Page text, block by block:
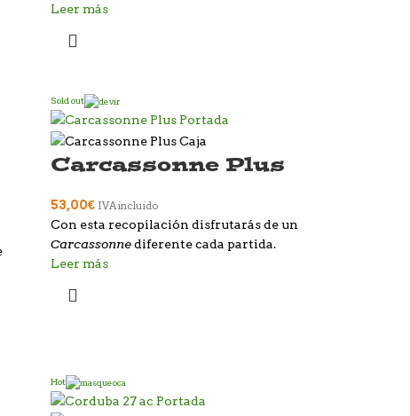
Leer más
Sold out
Carcassonne Plus
53,00€ IVA incluido
Con esta recopilación disfrutarás de un
Carcassonnediferente cada partida.
Leer más
Hot